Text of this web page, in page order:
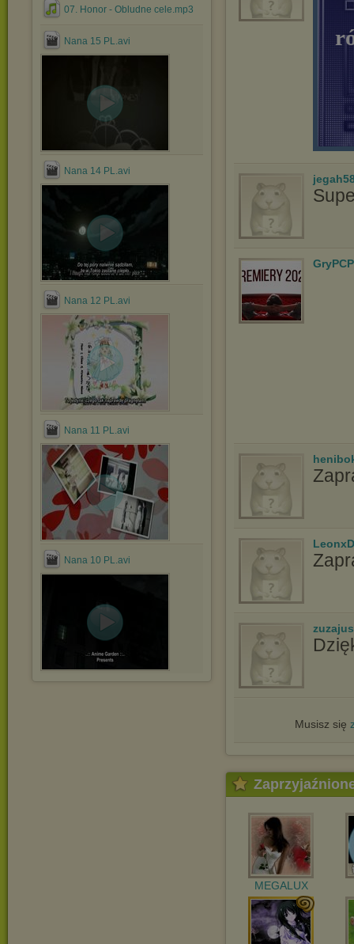
07. Honor - Obludne cele.mp3
Nana 15 PL.avi
Nana 14 PL.avi
Nana 12 PL.avi
Nana 11 PL.avi
Nana 10 PL.avi
Musisz się
MEGALUX